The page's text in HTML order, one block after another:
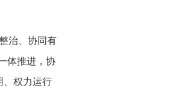
治、协同有
体推进，协
、权力运行